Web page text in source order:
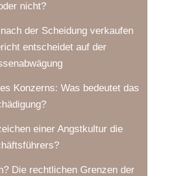
nicht?
der Scheidung verkaufen
entscheidet auf der
Konzerns: Was bedeutet das
einer Angstkultur die
Die rechtlichen Grenzen der